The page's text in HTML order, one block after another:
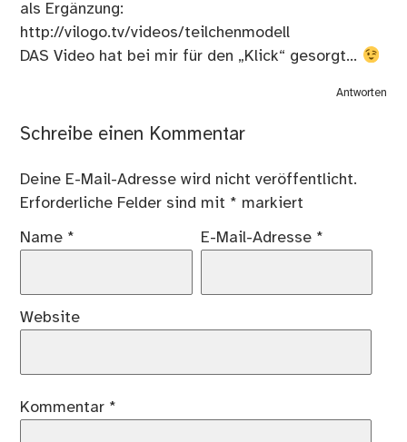
als Ergänzung:
http://vilogo.tv/videos/teilchenmodell
DAS Video hat bei mir für den „Klick“ gesorgt…
Antworten
Schreibe einen Kommentar
Deine E-Mail-Adresse wird nicht veröffentlicht.
Erforderliche Felder sind mit * markiert
Name * E-Mail-Adresse *
Website
Kommentar *